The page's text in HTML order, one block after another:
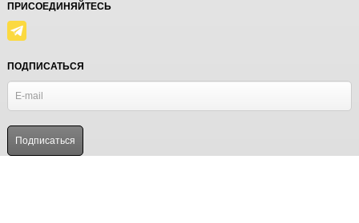
ПРИСОЕДИНЯЙТЕСЬ
ПОДПИСАТЬСЯ